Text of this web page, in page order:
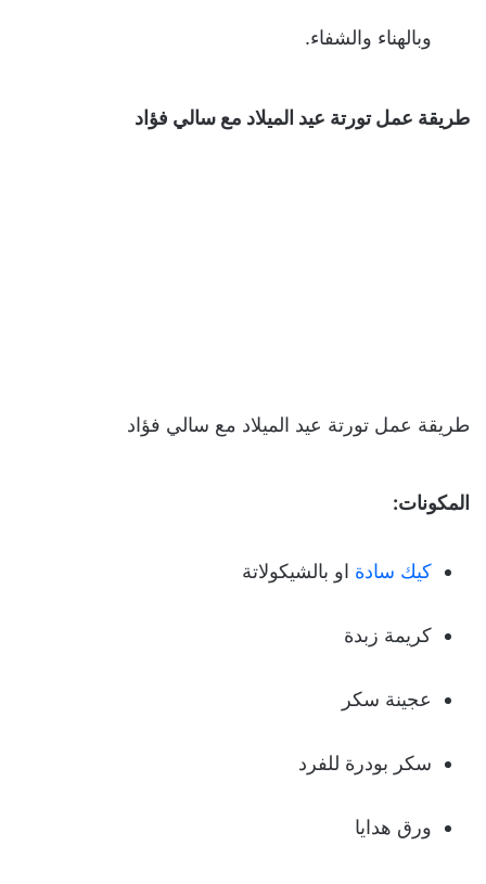
وبالهناء والشفاء.
طريقة عمل تورتة عيد الميلاد مع سالي فؤاد
طريقة عمل تورتة عيد الميلاد مع سالي فؤاد
المكونات:
كيك سادة او بالشيكولاتة
كريمة زبدة
عجينة سكر
سكر بودرة للفرد
ورق هدايا